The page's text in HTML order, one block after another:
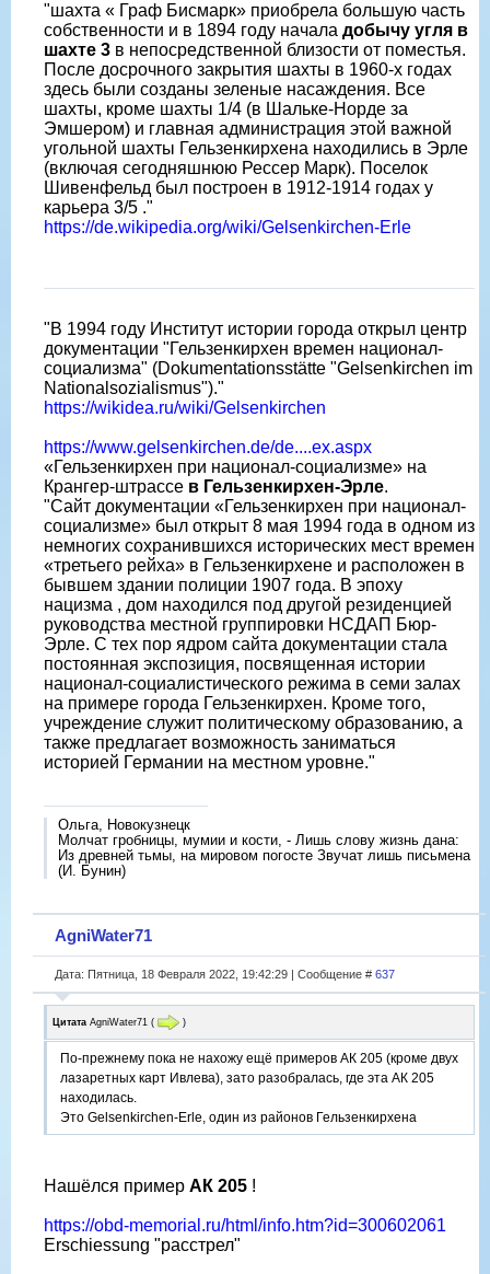
"шахта « Граф Бисмарк» приобрела большую часть
собственности и в 1894 году начала добычу угля в
шахте 3 в непосредственной близости от поместья.
После досрочного закрытия шахты в 1960-х годах
здесь были созданы зеленые насаждения. Все
шахты, кроме шахты 1/4 (в Шальке-Норде за
Эмшером) и главная администрация этой важной
угольной шахты Гельзенкирхена находились в Эрле
(включая сегодняшнюю Рессер Марк). Поселок
Шивенфельд был построен в 1912-1914 годах у
карьера 3/5 ."
https://de.wikipedia.org/wiki/Gelsenkirchen-Erle
"В 1994 году Институт истории города открыл центр
документации "Гельзенкирхен времен национал-
социализма" (Dokumentationsstätte "Gelsenkirchen im
Nationalsozialismus")."
https://wikidea.ru/wiki/Gelsenkirchen
https://www.gelsenkirchen.de/de....ex.aspx
«Гельзенкирхен при национал-социализме» на
Крангер-штрассе в Гельзенкирхен-Эрле.
"Сайт документации «Гельзенкирхен при национал-
социализме» был открыт 8 мая 1994 года в одном из
немногих сохранившихся исторических мест времен
«третьего рейха» в Гельзенкирхене и расположен в
бывшем здании полиции 1907 года. В эпоху
нацизма , дом находился под другой резиденцией
руководства местной группировки НСДАП Бюр-
Эрле. С тех пор ядром сайта документации стала
постоянная экспозиция, посвященная истории
национал-социалистического режима в семи залах
на примере города Гельзенкирхен. Кроме того,
учреждение служит политическому образованию, а
также предлагает возможность заниматься
историей Германии на местном уровне."
Ольга, Новокузнецк
Молчат гробницы, мумии и кости, - Лишь слову жизнь дана:
Из древней тьмы, на мировом погосте Звучат лишь письмена
(И. Бунин)
AgniWater71
Дата: Пятница, 18 Февраля 2022, 19:42:29 | Сообщение # 637
Цитата AgniWater71 ( )
По-прежнему пока не нахожу ещё примеров АК 205 (кроме двух
лазаретных карт Ивлева), зато разобралась, где эта АК 205
находилась.
Это Gelsenkirchen-Erle, один из районов Гельзенкирхена
Нашёлся пример АК 205 !
https://obd-memorial.ru/html/info.htm?id=300602061
Erschiessung "расстрел"